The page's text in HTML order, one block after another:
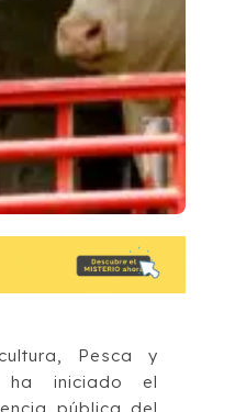
Pesca y
ha iniciado el
pública del